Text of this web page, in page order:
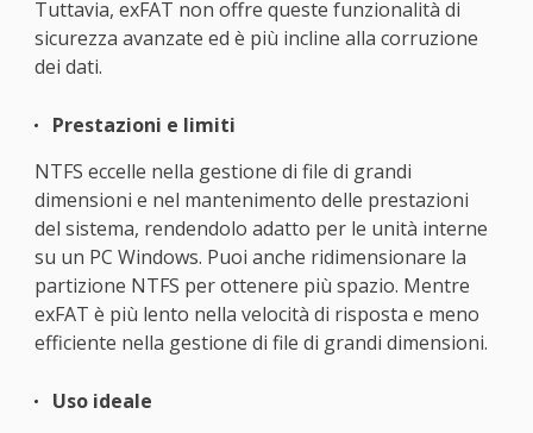
Tuttavia, exFAT non offre queste funzionalità di
sicurezza avanzate ed è più incline alla corruzione
dei dati.
Prestazioni e limiti
NTFS eccelle nella gestione di file di grandi
dimensioni e nel mantenimento delle prestazioni
del sistema, rendendolo adatto per le unità interne
su un PC Windows. Puoi anche ridimensionare la
partizione NTFS per ottenere più spazio. Mentre
exFAT è più lento nella velocità di risposta e meno
efficiente nella gestione di file di grandi dimensioni.
Uso ideale